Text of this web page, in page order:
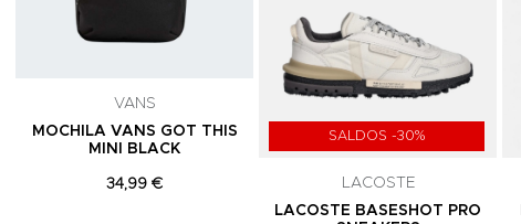
VANS
MOCHILA VANS GOT THIS
MINI BLACK
34,99 €
SALDOS -30%
LACOSTE
LACOSTE BASESHOT PRO